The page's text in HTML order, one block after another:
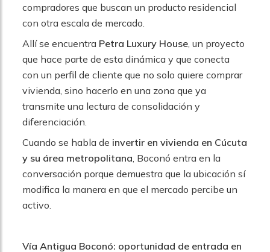
compradores que buscan un producto residencial
con otra escala de mercado.
Allí se encuentra Petra Luxury House , un proyecto
que hace parte de esta dinámica y que conecta
con un perfil de cliente que no solo quiere comprar
vivienda, sino hacerlo en una zona que ya
transmite una lectura de consolidación y
diferenciación.
Cuando se habla de invertir en vivienda en Cúcuta
y su área metropolitana , Boconó entra en la
conversación porque demuestra que la ubicación sí
modifica la manera en que el mercado percibe un
activo.
Vía Antigua Boconó: oportunidad de entrada en